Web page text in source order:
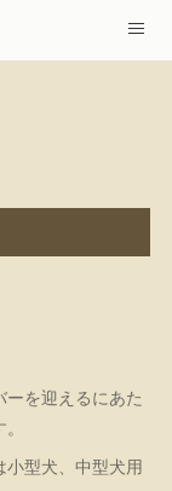
を迎えるにあた
型犬、中型犬用